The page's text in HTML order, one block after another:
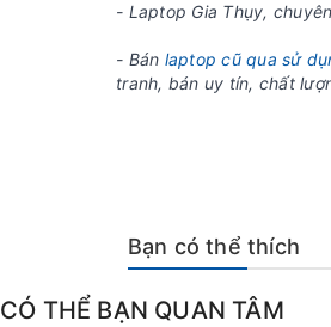
- Laptop Gia Thụy, chuyên
- Bán laptop cũ qua sử
tranh, bán uy tín, chất
Bạn có thể thích
CÓ THỂ BẠN QUAN TÂM